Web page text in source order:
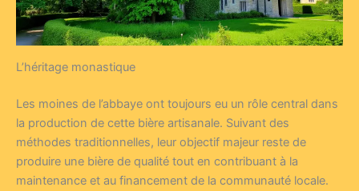
L’héritage monastique
Les moines de l’abbaye ont toujours eu un rôle central dans
la production de cette bière artisanale. Suivant des
méthodes traditionnelles, leur objectif majeur reste de
produire une bière de qualité tout en contribuant à la
maintenance et au financement de la communauté locale.